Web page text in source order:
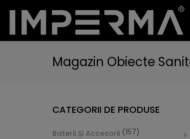
Magazin Obiecte
CATEGORII DE PRODUSE
Baterii Și Accesorii (157)